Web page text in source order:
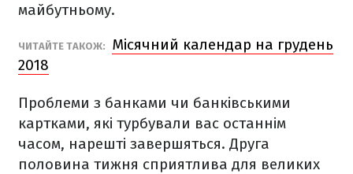
майбутньому.
ЧИТАЙТЕ ТАКОЖ:
Місячний календар на грудень
2018
Проблеми з банками чи банківськими
картками, які турбували вас останнім
часом, нарешті завершяться. Друга
половина тижня сприятлива для великих